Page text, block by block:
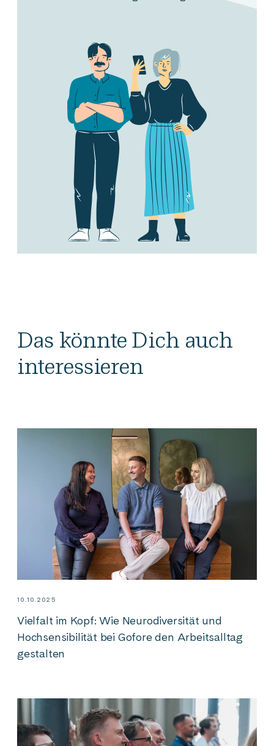
Das könnte Dich auch
interessieren
10.10.2025
Vielfalt im Kopf: Wie Neurodiversität und
Hochsensibilität bei Gofore den Arbeitsalltag
gestalten